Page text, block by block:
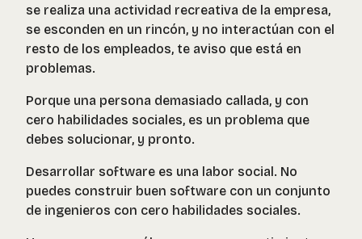
se realiza una actividad recreativa de la empresa,
se esconden en un rincón, y no interactúan con el
resto de los empleados, te aviso que está en
problemas.
Porque una persona demasiado callada, y con
cero habilidades sociales, es un problema que
debes solucionar, y pronto.
Desarrollar software es una labor social. No
puedes construir buen software con un conjunto
de ingenieros con cero habilidades sociales.